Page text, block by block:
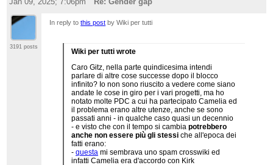
perché molto partecipata: 19 mantenere, 35
che oggi Anna ha una voce anche su es.wiki,
fr.wiki e de.wiki.
conoscevo - è la PdC in cui Hypergio dà di matto
e inizia la sua campagna riformatrice che lo
porterà a un soffio dal desysop. 25 mantenere, 20
cancellare, si salva una voce che esiste su una
ventina di wikipedie.
*PdC su Olga Napoli(2018). Pittrice salernitana
della prima metà del Novecento, la voce viene
mantenuta. Se avessi saputo di questa PdC, ne
avrei parlato nel post su Camelia "Verso la
seconda UP". WikiDonne viene attaccata da
Paolobon140 (da "
A proposito, cosa mai sarà la
Soggettività femminile in Campania? E com'è che
3191 posts
In reply tothis post by Wiki per tutti
Wiki per tutti wrote
Caro Gitz, nella parte quindicesima intendi
parlare di altre cose successe dopo il blocco
infinito? Io non sono riuscito a vedere come siano
andate le cose in giro per i vari progetti, ma ho
notato molte PDC a cui ha partecipato Camelia ed
il problema erano altre utenze, anche se sono
passati anni - in qualche caso quasi un decennio
- e visto che con il tempo si cambia potrebbero
anche non essere più gli stessi che all'epoca dei
fatti erano:
-questa mi sembrava uno spam crosswiki ed
infatti Camelia era d'accordo con Kirk